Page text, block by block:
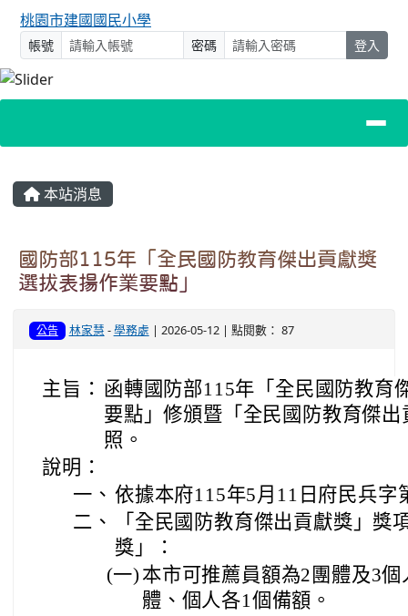
桃園市建國國民小學
帳號 密碼 登入
主內容區域
本站消息
國防部115年「全民國防教育傑出貢獻獎
選拔表揚作業要點」
公告 林家慧 -學務處 | 2026-05-12 | 點閱數： 87
主旨： 函轉國防部115年「全民國防教育
要點」修頒暨「全民國防教育傑
照。
說明：
一、 依據本府115年5月11日府民兵字
二、
「全民國防教育傑出貢獻獎」獎
獎」：
(一) 本市可推薦員額為2團體及3
體、個人各1個備額。